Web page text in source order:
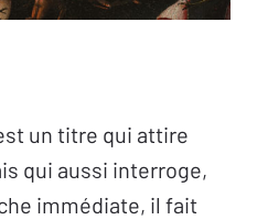
un titre qui attire
qui aussi interroge,
immédiate, il fait